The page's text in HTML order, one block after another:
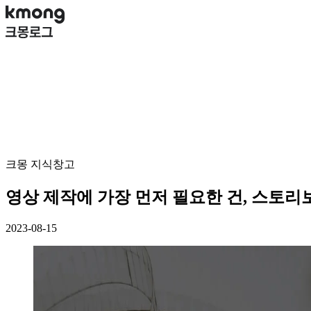
크몽 지식창고
영상 제작에 가장 먼저 필요한 건, 스토리
2023-08-15